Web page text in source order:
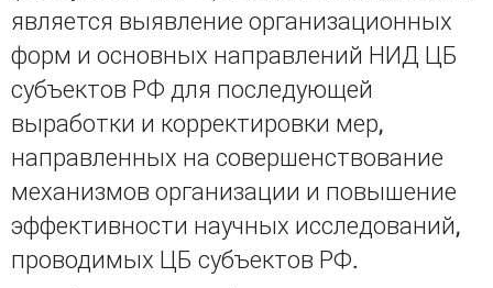
является выявление организационных
форм и основных направлений НИД ЦБ
субъектов РФ для последующей
выработки и корректировки мер,
направленных на совершенствование
механизмов организации и повышение
эффективности научных исследований,
проводимых ЦБ субъектов РФ.